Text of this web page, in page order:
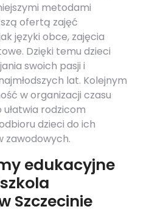
metodami
ofertą zajęć
języki obce, zajęcia
Dzięki temu dzieci
swoich pasji i
lat. Kolejnym
w organizacji czasu
rodzicom
dzieci do ich
zawodowych.
edukacyjne
Szczecinie